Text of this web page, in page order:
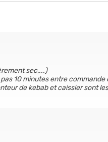
sec,...)
10 minutes entre
de kebab et caissier sont